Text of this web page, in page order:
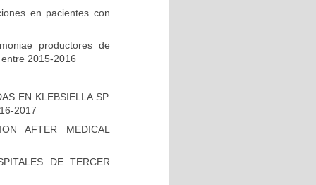
en pacientes con
productores de
2015-2016
EN KLEBSIELLA SP.
2017
AFTER MEDICAL
DE TERCER